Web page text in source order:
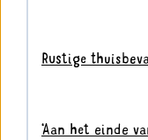
Rustige
‘Aan het einde